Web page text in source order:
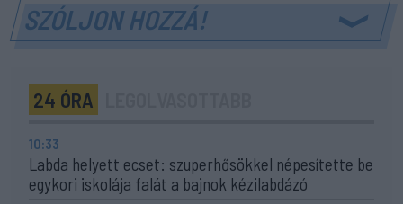
SZÓLJON HOZZÁ!
24 ÓRA
10:33
Labda helyett ecset: szuperhősökkel népesítette be
egykori iskolája falát a bajnok kézilabdázó